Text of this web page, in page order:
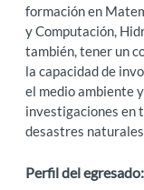
formación en
y Computación,
también, tener un
la capacidad de
el medio ambiente
investigaciones en
desastres
Perfil del egresado: